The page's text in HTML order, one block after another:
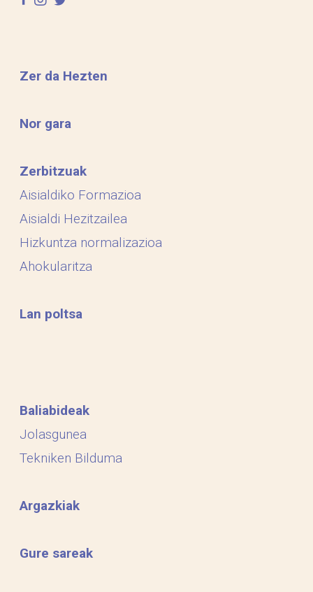
Zer da Hezten
Nor gara
Zerbitzuak
Aisialdiko Formazioa
Aisialdi Hezitzailea
Hizkuntza normalizazioa
Ahokularitza
Lan poltsa
Baliabideak
Jolasgunea
Tekniken Bilduma
Argazkiak
Gure sareak